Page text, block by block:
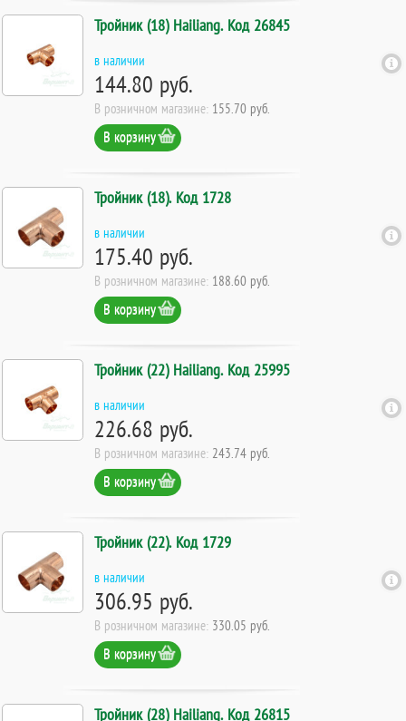
Тройник (18) Hailiang. Код 26845
в наличии
144.80 руб.
В розничном магазине: 155.70 руб.
В корзину
Тройник (18). Код 1728
в наличии
175.40 руб.
В розничном магазине: 188.60 руб.
В корзину
Тройник (22) Hailiang. Код 25995
в наличии
226.68 руб.
В розничном магазине: 243.74 руб.
В корзину
Тройник (22). Код 1729
в наличии
306.95 руб.
В розничном магазине: 330.05 руб.
В корзину
Тройник (28) Hailiang. Код 26815